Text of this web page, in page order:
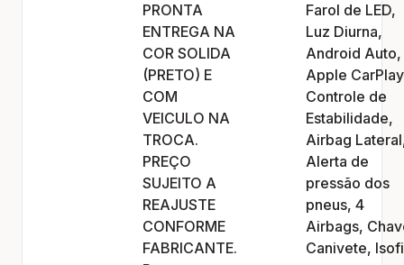
PRONTA
ENTREGA NA
COR SOLIDA
(PRETO) E
COM
VEICULO NA
TROCA.
PREÇO
SUJEITO A
REAJUSTE
CONFORME
FABRICANTE.
Farol de LED,
Luz Diurna,
Android Auto,
Apple
Controle de
Estabilidade,
Airbag
Alerta de
pressão dos
pneus, 4
Airbags,
Canivete,